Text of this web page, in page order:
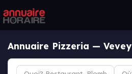
Annuaire Pizzeria — Vevey